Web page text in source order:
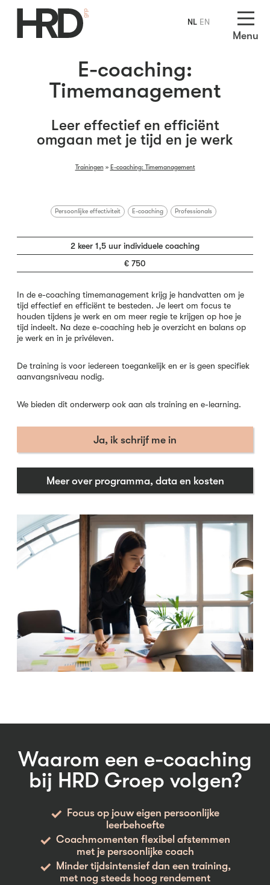
Menu
E-coaching:
Timemanagement
Leer effectief en efficiënt
omgaan met je tijd en je werk
Trainingen» E-coaching: Timemanagement
Persoonlijke effectiviteit E-coaching Professionals
2 keer 1,5 uur individuele coaching
€ 750
In de e-coaching timemanagement krijg je handvatten om je
tijd effectief en efficiënt te besteden. Je leert om focus te
houden tijdens je werk en om meer regie te krijgen op hoe je
tijd indeelt. Na deze e-coaching heb je overzicht en balans op
je werk en in je privéleven.
De training is voor iedereen toegankelijk en er is geen specifiek
aanvangsniveau nodig.
We bieden dit onderwerp ook aan als training en e-learning.
Ja, ik schrijf me in
Meer over programma, data en kosten
Waarom een e-coaching
bij HRD Groep volgen?
Focus op jouw eigen persoonlijke
leerbehoefte
Coachmomenten flexibel afstemmen
met je persoonlijke coach
Minder tijdsintensief dan een training,
met nog steeds hoog rendement
NL EN